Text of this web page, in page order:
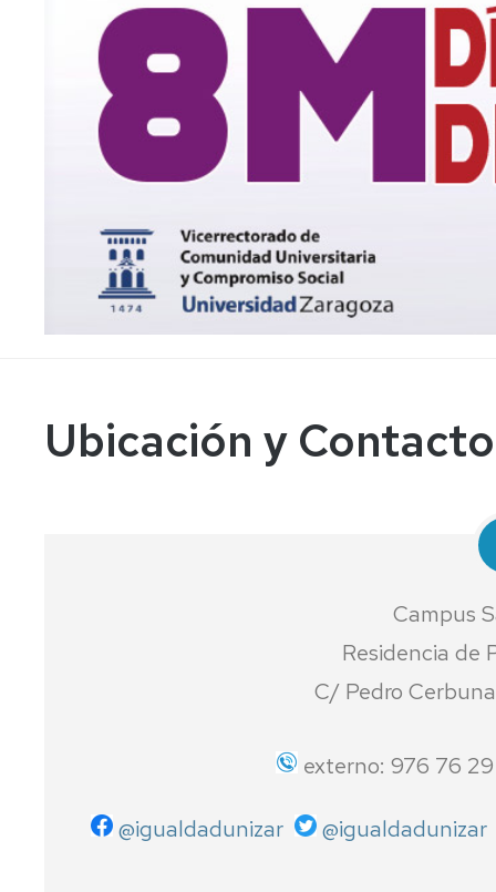
Ubicación
Contacto
Resumen
proceso
de
denuncia
Formulario
de
Campañas/
Rescursos
Ubicación y Contacto
Campus
Residencia de
C/ Pedro
externo: 976 76
@igualdadunizar @igualdadunizar